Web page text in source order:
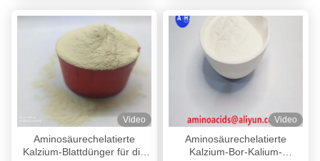
Bananenplantagen
Video
Aminosäurechelatierte
Kalzium-Blattdünger für die
Video
Aminosäurechelatierte
Kalzium-Bor-Kalium-